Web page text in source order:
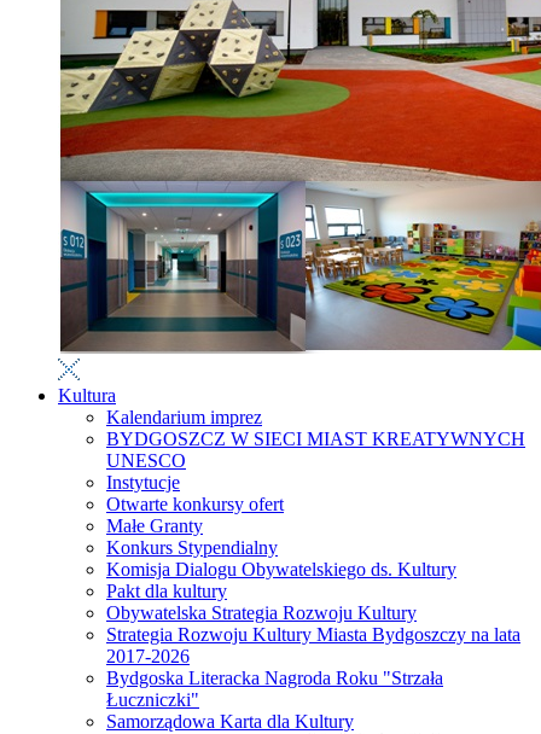
Kultura
Kalendarium imprez
BYDGOSZCZ W SIECI MIAST KREATYWNYCH
UNESCO
Instytucje
Otwarte konkursy ofert
Małe Granty
Konkurs Stypendialny
Komisja Dialogu Obywatelskiego ds. Kultury
Pakt dla kultury
Obywatelska Strategia Rozwoju Kultury
Strategia Rozwoju Kultury Miasta Bydgoszczy na lata
2017-2026
Bydgoska Literacka Nagroda Roku "Strzała
Łuczniczki"
Samorządowa Karta dla Kultury